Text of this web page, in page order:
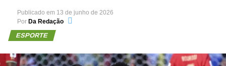
Publicado em 13 de junho de 2026
Por Da Redação
ESPORTE